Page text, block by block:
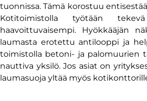
tuonnissa. Tämä korostuu
Kotitoimistolla työtään
haavoittuvaisempi. Hyökkääjän
laumasta erotettu antilooppi ja
toimistolla betoni- ja palomuurien
nauttiva yksilö. Jos asiat on
laumasuoja yltää myös